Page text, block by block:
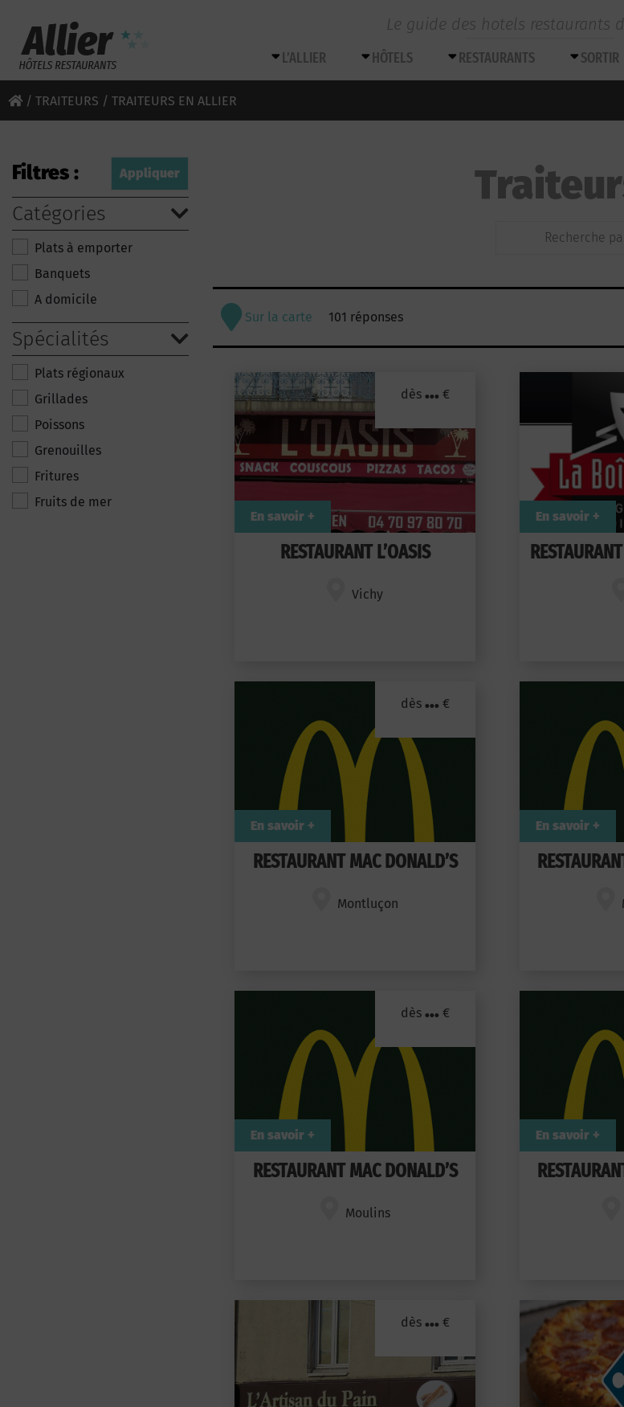
Le guide des hotels restaurants
L’ALLIER HÔTELS RESTAURANTS SORTIR
/ TRAITEURS / TRAITEURS EN ALLIER
Filtres :
Catégories
Plats à emporter
Banquets
A domicile
Spécialités
Plats régionaux
Grillades
Poissons
Grenouilles
Fritures
Fruits de mer
Sur la carte 101 réponses
RESTAURANT L’OASIS
Vichy
dès... €
En savoir + En savoir +
RESTAURANT MAC DONALD’S
Montluçon
dès... €
En savoir + En savoir +
RESTAURANT MAC DONALD’S
Moulins
dès... €
En savoir + En savoir +
dès... €